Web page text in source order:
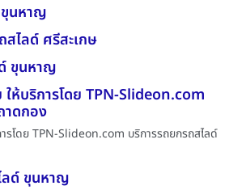
นหาญ
ไลด์ ศรีสะเกษ
ขุนหาญ
ห้บริการโดย TPN-Slideon.com
าดกอง
รโดย TPN-Slideon.com บริการรถยกรถสไลด์
ลด์ ขุนหาญ